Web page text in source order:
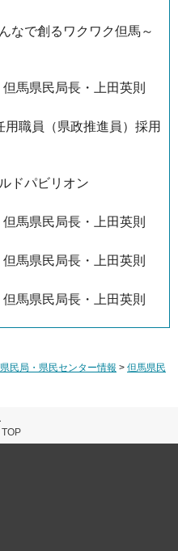
なで創るワクワク但馬～
馬県民局長・上田英則
職員（県政推進員）採用
ドパビリオン
馬県民局長・上田英則
馬県民局長・上田英則
馬県民局長・上田英則
県民局・県民センター情報 > 但馬県民
TOP